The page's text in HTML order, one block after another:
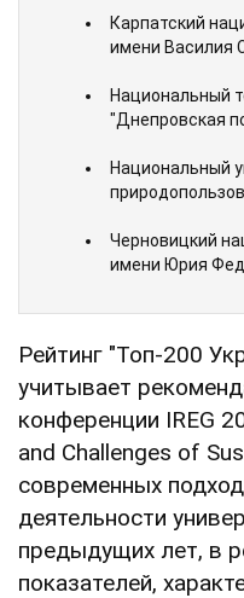
Карпатский
имени Василия
Национальный
"Днепровская
Национальный
Черновицкий
имени Юрия
Рейтинг "Топ-200
учитывает
конференции IREG
and Challenges of
современных
деятельности
предыдущих лет, в
показателей,